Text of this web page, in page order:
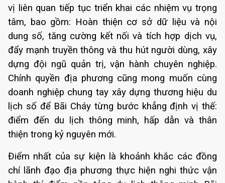
vị liên quan tiếp tục triển khai các nhiệm vụ trọng
tâm, bao gồm: Hoàn thiện cơ sở dữ liệu và nội
dung số, tăng cường kết nối và tích hợp dịch vụ,
đẩy mạnh truyền thông và thu hút người dùng, xây
dựng đội ngũ quản trị, vận hành chuyên nghiệp.
Chính quyền địa phương cũng mong muốn cùng
doanh nghiệp chung tay xây dựng thương hiệu du
lịch số để Bãi Cháy từng bước khẳng định vị thế:
điểm đến du lịch thông minh, hấp dẫn và thân
thiện trong kỷ nguyên mới.
Điểm nhất của sự kiện là khoảnh khắc các đồng
chí lãnh đạo địa phương thực hiện nghi thức vận